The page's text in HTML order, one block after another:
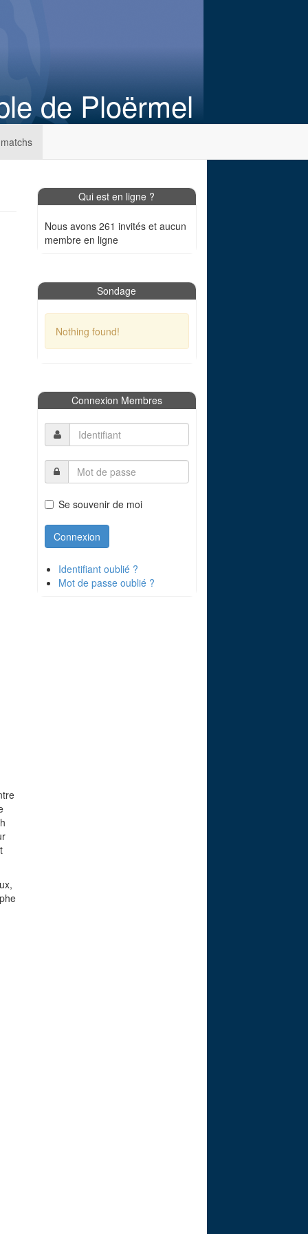
de Ploërmel
Qui est en ligne ?
Nous avons 261 invités et aucun
membre en ligne
Sondage
Nothing found!
Connexion Membres
Se souvenir de moi
Identifiant oublié ?
Mot de passe oublié ?